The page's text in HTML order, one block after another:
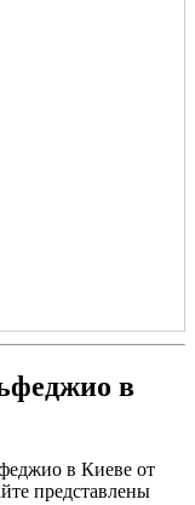
в
в Киеве от
представлены